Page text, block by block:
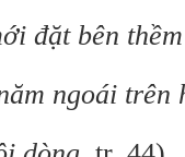
đặt bên thềm
ngoái trên